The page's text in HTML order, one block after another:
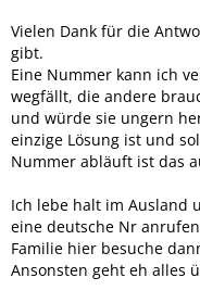
Vielen Dank für die
gibt.
Eine Nummer kann ich
wegfällt, die andere
und würde sie ungern
einzige Lösung ist und
Nummer abläuft ist das
Ich lebe halt im Ausland
eine deutsche Nr
Familie hier besuche
Ansonsten geht eh alles